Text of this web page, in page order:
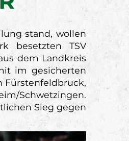
stand, wollen
besetzten TSV
dem Landkreis
im gesicherten
Fürstenfeldbruck,
Schwetzingen.
Sieg gegen